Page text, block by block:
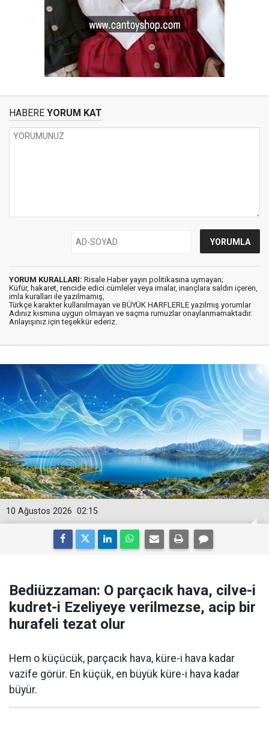
HABERE YORUM KAT
YORUM KURALLARI: Risale Haber yayın politikasına uymayan;
Küfür, hakaret, rencide edici cümleler veya imalar, inançlara saldırı içeren,
imla kuralları ile yazılmamış,
Türkçe karakter kullanılmayan ve BÜYÜK HARFLERLE yazılmış yorumlar
Adınız kısmına uygun olmayan ve saçma rumuzlar onaylanmamaktadır.
Anlayışınız için teşekkür ederiz.
02:15
10 Ağustos 2026
Bediüzzaman: O parçacık hava, cilve-i
kudret-i Ezeliyeye verilmezse, acip bir
hurafeli tezat olur
Hem o küçücük, parçacık hava, küre-i hava kadar
vazife görür. En küçük, en büyük küre-i hava kadar
büyür.